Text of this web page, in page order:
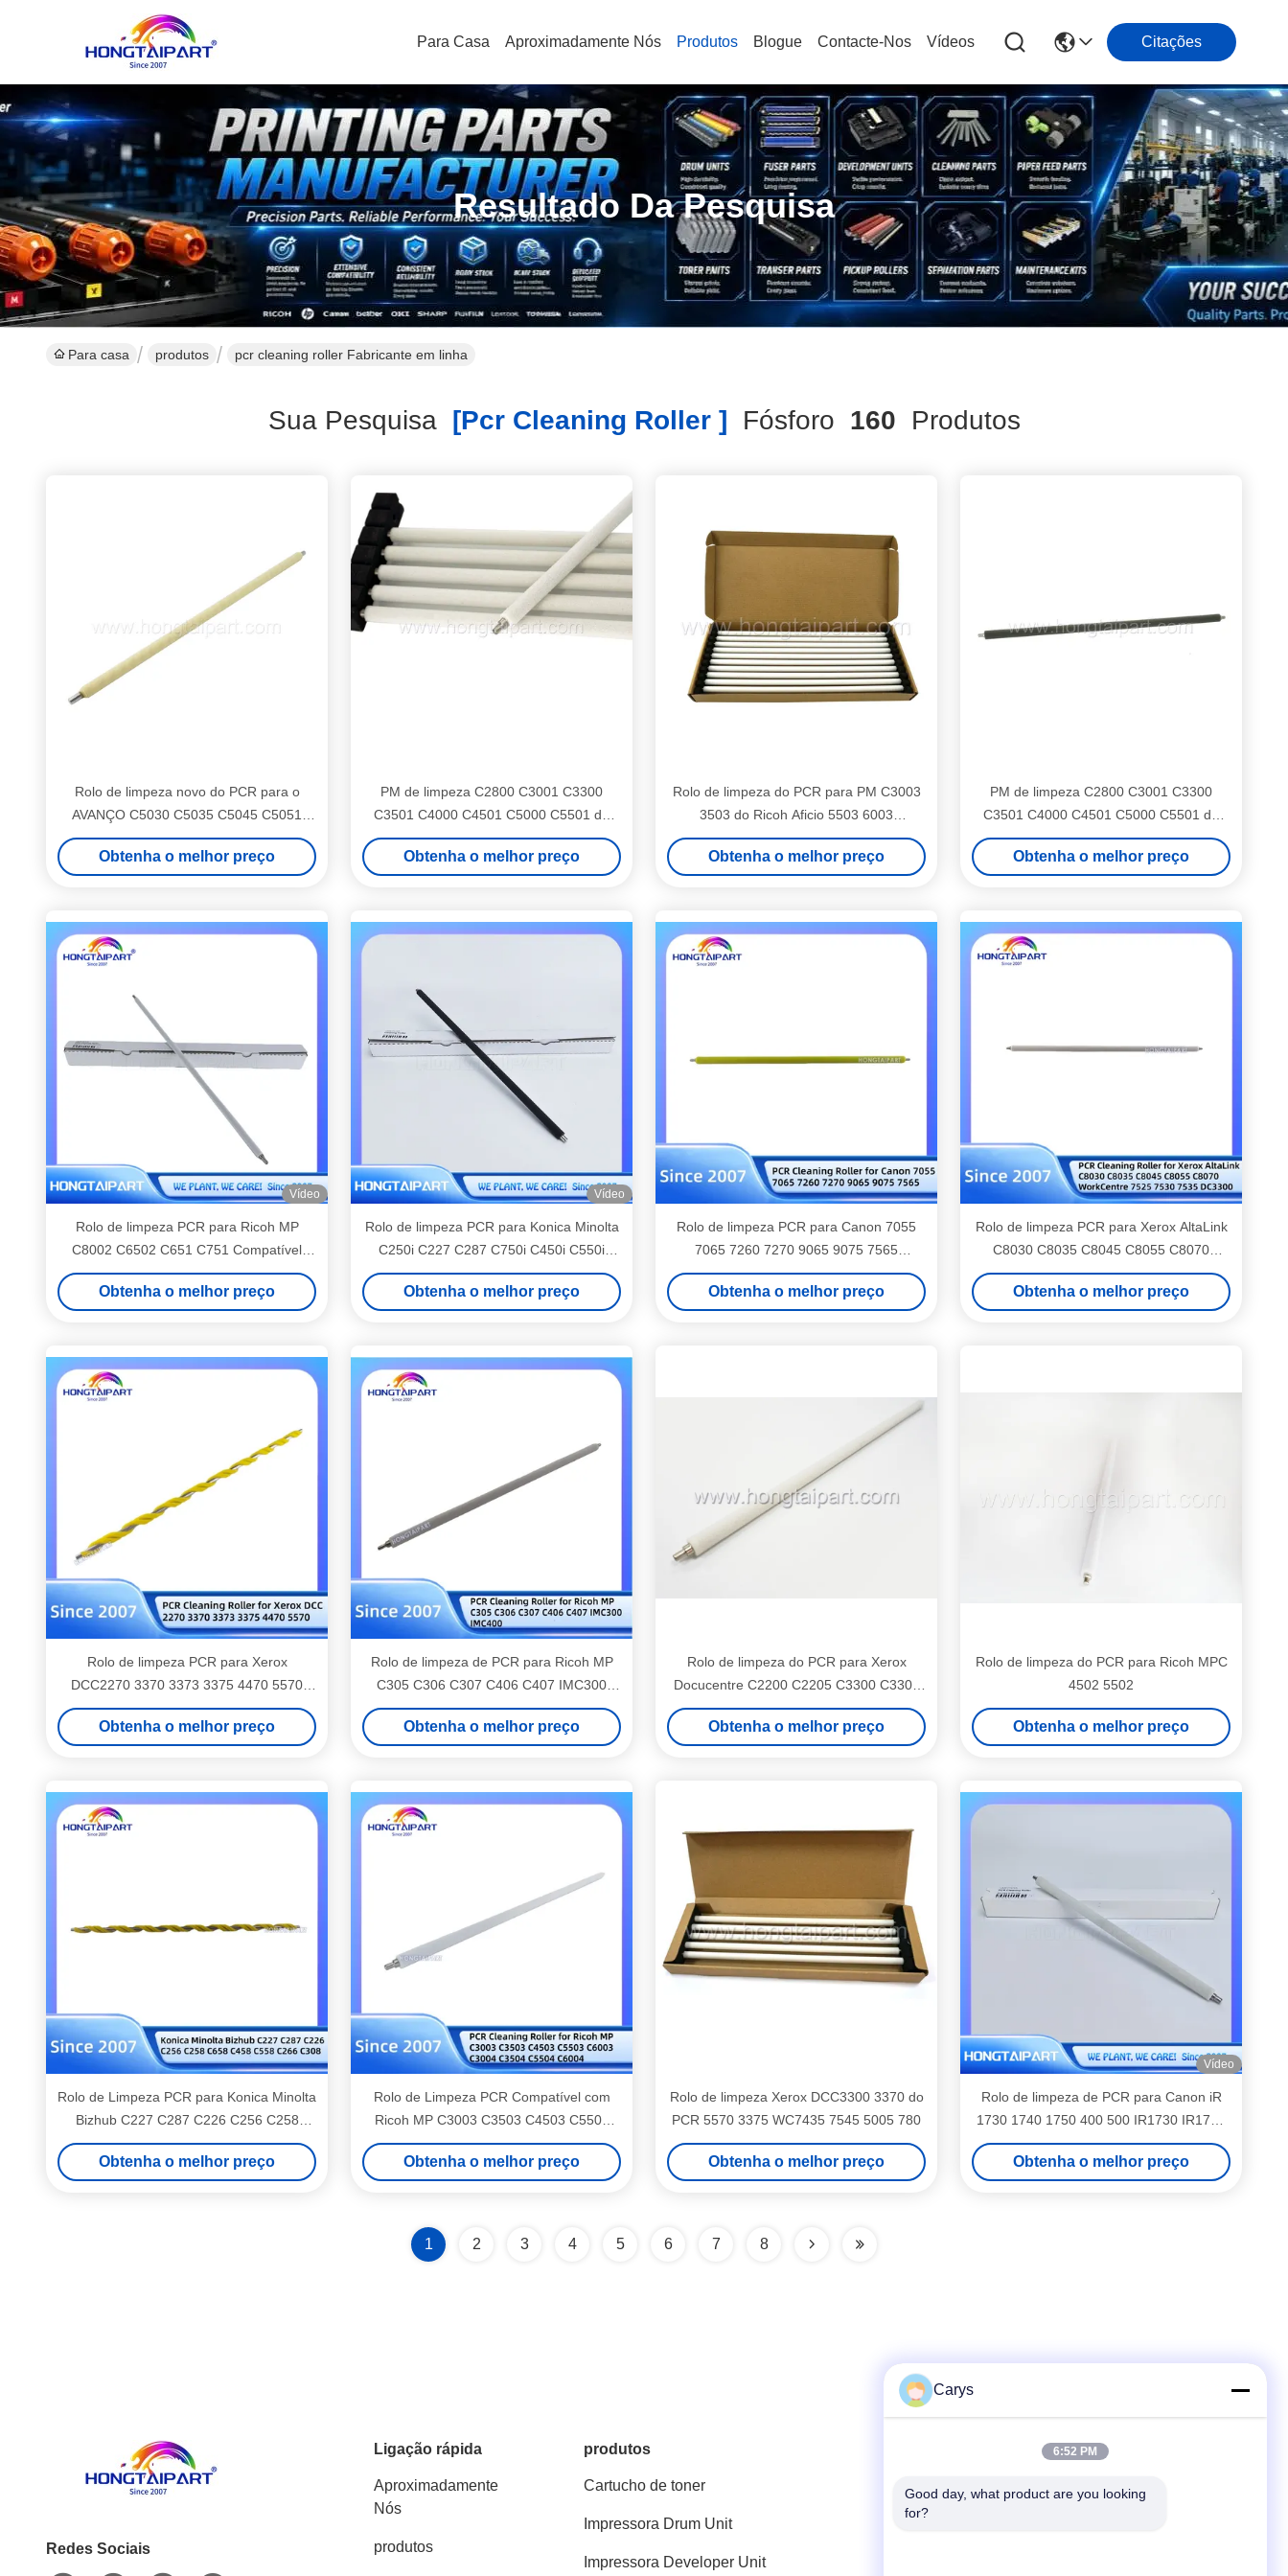
Para Casa Aproximadamente Nós Produtos Blogue Contacte-Nos Vídeos Citações
Resultado Da Pesquisa
Para casa produtos pcr cleaning roller Fabricante em linha
Sua Pesquisa[pcr Cleaning Roller ] Fósforo 160 Produtos
Rolo de limpeza novo do PCR para o
AVANÇO C5030 C5035 C5045 C5051
C5235 C5240 de Canon ImageRUNNER
Obtenha o melhor preço
PM de limpeza C2800 C3001 C3300
C3501 C4000 C4501 C5000 C5501 do
rolo Ricoh Aficio do PCR (D029-2252
D029-2256 D029-2250)
Obtenha o melhor preço
Rolo de limpeza do PCR para PM C3003
3503 do Ricoh Aficio 5503 6003
(D2416141 D1496141)
Obtenha o melhor preço
PM de limpeza C2800 C3001 C3300
C3501 C4000 C4501 C5000 C5501 do
rolo Ricoh Aficio do PCR (D029-2252
D029-2256 D029-2250) cinzento
Obtenha o melhor preço
Vídeo
Rolo de limpeza PCR para Ricoh MP
C8002 C6502 C651 C751 Compatível
S2410280024 HONGTAIPART
Obtenha o melhor preço
Vídeo
Rolo de limpeza PCR para Konica Minolta
C250i C227 C287 C750i C450i C550i
C650i C300i C360i C226 C256 C266
C7130i C368 C3
Obtenha o melhor preço
Rolo de limpeza PCR para Canon 7055
7065 7260 7270 9065 9075 7565
Compatível
Obtenha o melhor preço
Rolo de limpeza PCR para Xerox AltaLink
C8030 C8035 C8045 C8055 C8070
WorkCentre 7525 7530 7535 DC3300
3360 2250 7435 7425 2270 4470
Obtenha o melhor preço
Rolo de limpeza PCR para Xerox
DCC2270 3370 3373 3375 4470 5570
Compatível
Obtenha o melhor preço
Rolo de limpeza de PCR para Ricoh MP
C305 C306 C307 C406 C407 IMC300
IMC400
Obtenha o melhor preço
Rolo de limpeza do PCR para Xerox
Docucentre C2200 C2205 C3300 C3305
C2201
Obtenha o melhor preço
Rolo de limpeza do PCR para Ricoh MPC
4502 5502
Obtenha o melhor preço
Rolo de Limpeza PCR para Konica Minolta
Bizhub C227 C287 C226 C256 C258
C658 C458 C558 C266 C308 C368 C750i
C450i C550i C650i C250i C300i C360i
Obtenha o melhor preço
Rolo de Limpeza PCR Compatível com
Ricoh MP C3003 C3503 C4503 C5503
C6003 C3004 C3504 C5504 C6004
Obtenha o melhor preço
Rolo de limpeza Xerox DCC3300 3370 do
PCR 5570 3375 WC7435 7545 5005 780
Obtenha o melhor preço
Vídeo
Rolo de limpeza de PCR para Canon iR
1730 1740 1750 400 500 IR1730 IR1740
IR1750 Impressora Rolo de carga
primária Rolo de limpeza
Obtenha o melhor preço
1 2 3 4 5 6 7 8
Redes Sociais
Ligação rápida
Aproximadamente
Nós
produtos
produtos
Cartucho de toner
Impressora Drum Unit
Impressora Developer Unit
Telefone
Carys
6:52 PM
Good day, what product are you looking
for?